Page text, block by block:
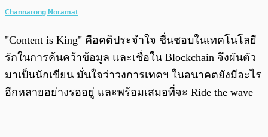
Channarong Noramat
"Content is King" คือคติประจำใจ ชื่นชอบในเทคโนโลยี
รักในการค้นคว้าข้อมูล และเชื่อใน Blockchain จึงผันตัว
มาเป็นนักเขียน มั่นใจว่าวงการเทคฯ ในอนาคตยังมีอะไร
อีกหลายอย่างรออยู่ และพร้อมเสมอที่จะ Ride the wave